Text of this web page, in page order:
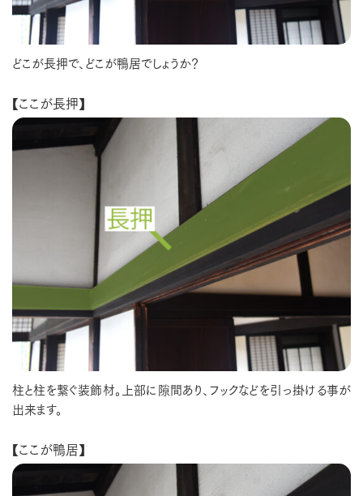
どこが長押で、どこが鴨居でしょうか？
【ここが長押】
柱と柱を繋ぐ装飾材。上部に隙間あり、フックなどを引っ掛ける事が
出来ます。
【ここが鴨居】